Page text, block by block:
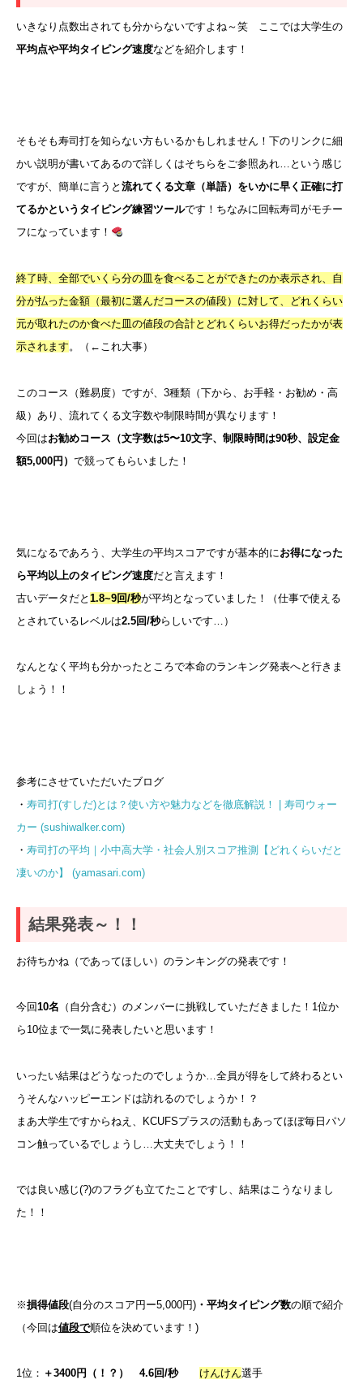
いきなり点数出されても分からないですよね～笑 ここでは大学生の
平均点や平均タイピング速度などを紹介します！
そもそも寿司打を知らない方もいるかもしれません！下のリンクに細
かい説明が書いてあるので詳しくはそちらをご参照あれ…という感じ
ですが、簡単に言うと 流れてくる文章（単語）をいかに早く正確に打
てるかというタイピング練習ツールです！ちなみに回転寿司がモチー
フになっています！
終了時、全部でいくら分の皿を食べることができたのか表示され、自
分が払った金額（最初に選んだコースの値段）に対して、どれくらい
元が取れたのか食べた皿の値段の合計とどれくらいお得だったかが表
示されます。（←これ大事）
このコース（難易度）ですが、3種類（下から、お手軽・お勧め・高
級）あり、流れてくる文字数や制限時間が異なります！
今回はお勧めコース（文字数は5〜10文字、制限時間は90秒、設定金
額5,000円） で競ってもらいました！
気になるであろう、大学生の平均スコアですが基本的にお得になった
ら平均以上のタイピング速度だと言えます！
古いデータだと 1.8~9回/秒が平均となっていました！（仕事で使える
とされているレベルは2.5回/秒らしいです…）
なんとなく平均も分かったところで本命のランキング発表へと行きま
しょう！！
参考にさせていただいたブログ
・ 寿司打(すしだ)とは？使い方や魅力などを徹底解説！ | 寿司ウォー
カー (sushiwalker.com)
・ 寿司打の平均｜小中高大学・社会人別スコア推測【どれくらいだと
凄いのか】 (yamasari.com)
結果発表～！！
お待ちかね（であってほしい）のランキングの発表です！
今回10名 （自分含む）のメンバーに挑戦していただきました！1位か
ら10位まで一気に発表したいと思います！
いったい結果はどうなったのでしょうか…全員が得をして終わるとい
うそんなハッピーエンドは訪れるのでしょうか！？
まあ大学生ですからねえ、KCUFSプラスの活動もあってほぼ毎日パソ
コン触っているでしょうし…大丈夫でしょう！！
では良い感じ(?)のフラグも立てたことですし、結果はこうなりまし
た！！
※損得値段(自分のスコア円ー5,000円) ・平均タイピング数の順で紹介
（今回は値段で順位を決めています！)
1位： ＋3400円（！？） 4.6回/秒 けんけん選手